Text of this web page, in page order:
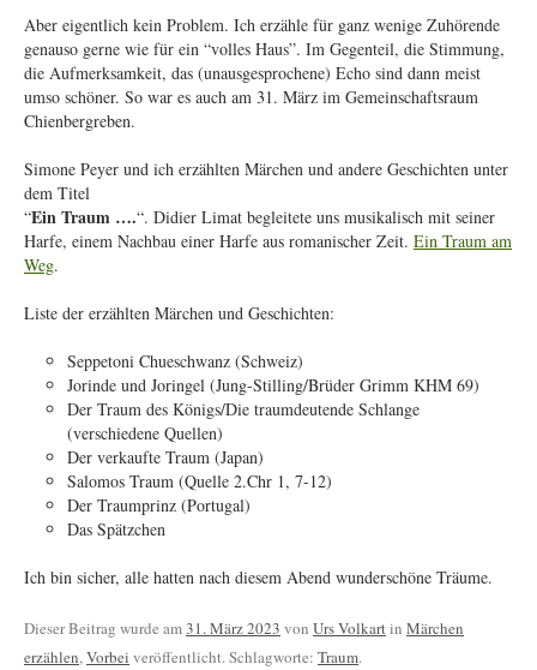
Aber eigentlich kein Problem. Ich erzähle für ganz wenige Zuhörende
genauso gerne wie für ein “volles Haus”. Im Gegenteil, die Stimmung,
die Aufmerksamkeit, das (unausgesprochene) Echo sind dann meist
umso schöner. So war es auch am 31. März im Gemeinschaftsraum
Chienbergreben.
Simone Peyer und ich erzählten Märchen und andere Geschichten unter
dem Titel
“Ein Traum ….“. Didier Limat begleitete uns musikalisch mit seiner
Harfe, einem Nachbau einer Harfe aus romanischer Zeit. Ein Traum am
Weg.
Liste der erzählten Märchen und Geschichten:
Seppetoni Chueschwanz (Schweiz)
Jorinde und Joringel (Jung-Stilling/Brüder Grimm KHM 69)
Der Traum des Königs/Die traumdeutende Schlange
(verschiedene Quellen)
Der verkaufte Traum (Japan)
Salomos Traum (Quelle 2.Chr 1, 7-12)
Der Traumprinz (Portugal)
Das Spätzchen
Ich bin sicher, alle hatten nach diesem Abend wunderschöne Träume.
Dieser Beitrag wurde am31. März 2023 von Urs Volkartin Märchen
erzählen,Vorbei veröffentlicht. Schlagworte: Traum.